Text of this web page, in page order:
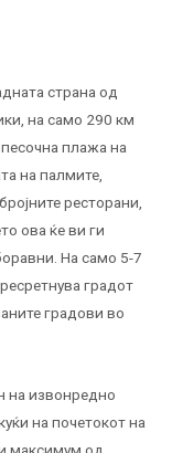
страна од
на само 290 км
плажа на
на палмите,
ресторани,
ова ќе ви ги
На само 5-7
градот
градови во
на извонредно
на почетокот на
максимум од